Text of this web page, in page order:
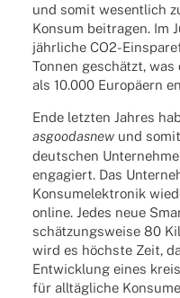
und somit wesent­lich
Konsum beitra­gen. Im
jähr­li­che CO2-
Tonnen geschätzt,
als 10.000 Euro­pä­ern
Ende letz­ten Jahres
asgoo­das­newund
deut­schen
enga­giert. Das
Konsum­elek­tro­nik
online. Jedes neue
schät­zungs­weise 80
wird es höchste Zeit,
Entwick­lung eines
für alltäg­li­che